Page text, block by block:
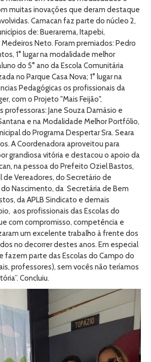
muitas inovações que deram destaque
Camacan faz parte do núcleo 2,
de: Buerarema, Itapebi,
Neto. Foram premiados: Pedro
1° lugar na modalidade melhor
do 5° ano da Escola Comunitária
no Parque Casa Nova; 1° lugar na
Pedagógicas os profissionais da
com o Projeto "Mais Feijão",
professoras: Jane Souza Damásio e
e na Modalidade Melhor Portfólio,
do Programa Despertar Sra. Seara
A Coordenadora aproveitou para
grandiosa vitória e destacou o apoio da
na pessoa do Prefeito Oziel Bastos,
de Vereadores, do Secretário de
Nascimento, da Secretária de Bem
da APLB Sindicato e demais
aos profissionais das Escolas do
com compromisso, competência e
um excelente trabalho à frente dos
no decorrer destes anos. Em especial
fazem parte das Escolas do Campo do
professores), sem vocês não teríamos
Concluiu.